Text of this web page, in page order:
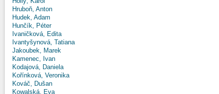
Hruboň, Anton
Hudek, Adam
Hunčík, Péter
Ivaničková, Edita
Ivantyšynová, Tatiana
Jakoubek, Marek
Kamenec, Ivan
Kodajová, Daniela
Kořínková, Veronika
Kováč, Dušan
Kowalská, Eva